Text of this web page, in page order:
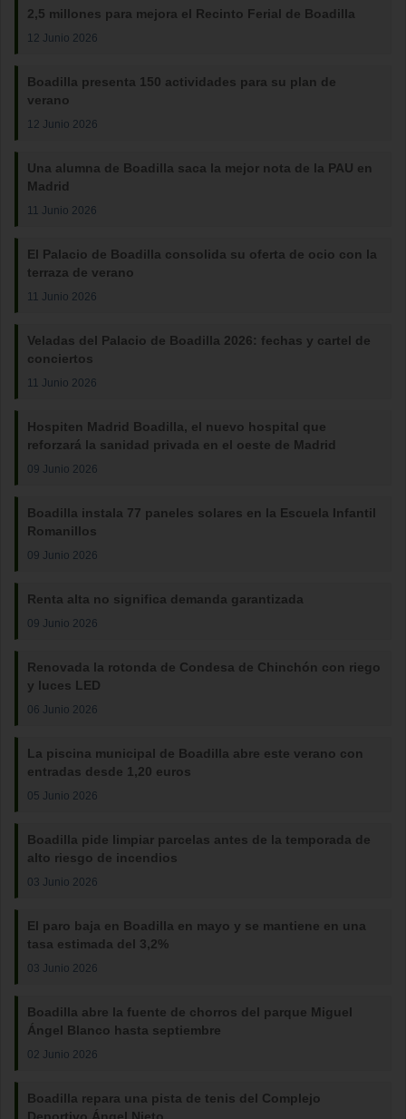
2,5 millones para mejora el Recinto Ferial de Boadilla
12 Junio 2026
Boadilla presenta 150 actividades para su plan de
verano
12 Junio 2026
Una alumna de Boadilla saca la mejor nota de la PAU en
Madrid
11 Junio 2026
El Palacio de Boadilla consolida su oferta de ocio con la
terraza de verano
11 Junio 2026
Veladas del Palacio de Boadilla 2026: fechas y cartel de
conciertos
11 Junio 2026
Hospiten Madrid Boadilla, el nuevo hospital que
reforzará la sanidad privada en el oeste de Madrid
09 Junio 2026
Boadilla instala 77 paneles solares en la Escuela Infantil
Romanillos
09 Junio 2026
Renta alta no significa demanda garantizada
09 Junio 2026
Renovada la rotonda de Condesa de Chinchón con riego
y luces LED
06 Junio 2026
La piscina municipal de Boadilla abre este verano con
entradas desde 1,20 euros
05 Junio 2026
Boadilla pide limpiar parcelas antes de la temporada de
alto riesgo de incendios
03 Junio 2026
El paro baja en Boadilla en mayo y se mantiene en una
tasa estimada del 3,2%
03 Junio 2026
Boadilla abre la fuente de chorros del parque Miguel
Ángel Blanco hasta septiembre
02 Junio 2026
Boadilla repara una pista de tenis del Complejo